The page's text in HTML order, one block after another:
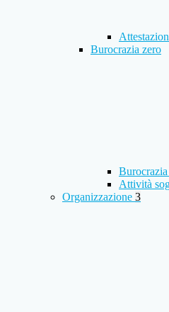
Burocrazia zero
Attività
Organizzazione 3